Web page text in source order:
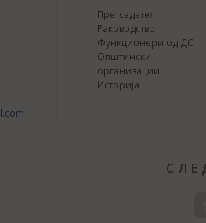
Претседател
Раководство
Функционери од ДС
Општински
организации
Историја